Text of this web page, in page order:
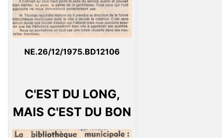
NE.26/12/1975.BD12106
C'EST DU LONG,
MAIS C'EST DU BON